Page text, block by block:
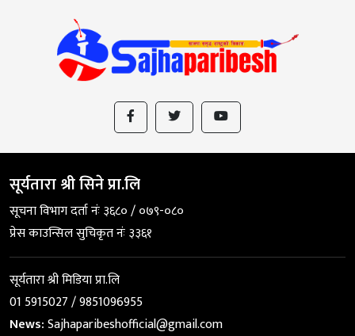
सूर्यतारा श्री सिने प्रा.लि
सूचना विभाग दर्ता नंः ३६८० / ०७९-०८०
प्रेस काउन्सिल सुचिकृत नंः ३३६१
सूर्यतारा श्री मिडिया प्रा.लि
01 5915027 / 9851096955
News:Sajhaparibeshofficial@gmail.com